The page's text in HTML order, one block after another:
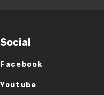
Social
Facebook
Youtube